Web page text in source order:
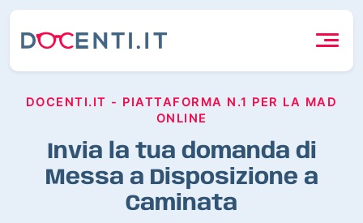
DOCENTI.IT - PIATTAFORMA N.1 PER LA MAD
ONLINE
Invia la tua domanda di
Messa a Disposizione a
Caminata